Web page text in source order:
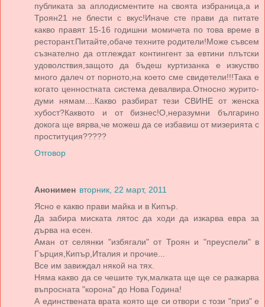
публиката за аплодисментите на своята избраница,а и
Троян21 не блести с вкус!Иначе сте прави да питате
какво правят 15-16 годишни момичета по това време в
ресторант.Питайте,обаче техните родители!Може съвсем
съзнателно да отглеждат контингент за евтини плътски
удоволствия,защото да бъдеш куртизанка е изкуство
много далеч от порното,на което сме свидетели!!!Така е
когато ценностната система девалвира.Относно журито-
думи нямам....Какво разбират тези СВИНЕ от женска
хубост?Каквото и от бизнес!О,неразумни българино
докога ще вярва,че можеш да се избавиш от мизерията с
проституция?????
Отговор
Анонимен вторник, 22 март, 2011
Ясно е какво прави майка и в Кипър.
Да забира миската лятос да ходи да изкарва евра за
дърва на есен.
Аман от селянки "избягали" от Троян и "преуспели" в
Гърция,Кипър,Италия и прочие...
Все им завиждал някой на тях.
Няма какво да се чешите тук,малката ще ще се разкарва
въпросната "корона" до Нова Година!
А единствената врата която ще си отвори с този "приз" е